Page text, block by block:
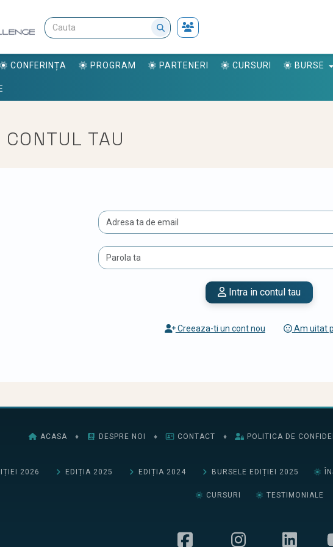
CONFERINȚA PROGRAM PARTENERI CURSURI BURSE
TAU
Intra in contul tau
Creeaza-ti un cont nou Am uitat
ACASA ♦ DESPRE NOI ♦ CONTACT ♦ POLITICA DE
2026 EDIȚIA 2025 EDIȚIA 2024 BURSELE EDIȚIEI 2025
CURSURI TESTIMONIALE